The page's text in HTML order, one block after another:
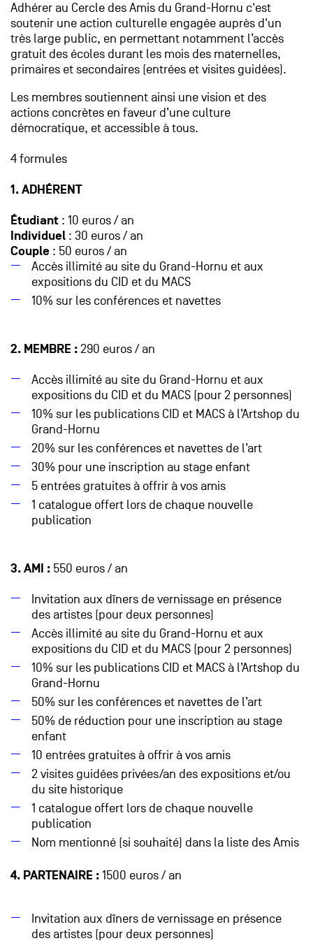
Adhérer au Cercle des Amis du Grand-Hornu c'est
soutenir une action culturelle engagée auprès d'un
très large public, en permettant notamment l’accès
gratuit des écoles durant les mois des maternelles,
primaires et secondaires (entrées et visites guidées).
Les membres soutiennent ainsi une vision et des
actions concrètes en faveur d’une culture
démocratique, et accessible à tous.
4 formules
1. ADHÉRENT
Étudiant : 10 euros / an
Individuel : 30 euros / an
Couple : 50 euros / an
Accès illimité au site du Grand-Hornu et aux
expositions du CID et du MACS
10% sur les conférences et navettes
2. MEMBRE :290 euros / an
Accès illimité au site du Grand-Hornu et aux
expositions du CID et du MACS (pour 2 personnes)
10% sur les publications CID et MACS à l’Artshop du
Grand-Hornu
20% sur les conférences et navettes de l’art
30% pour une inscription au stage enfant
5 entrées gratuites à offrir à vos amis
1 catalogue offert lors de chaque nouvelle
publication
3. AMI : 550 euros / an
Invitation aux dîners de vernissage en présence
des artistes (pour deux personnes)
Accès illimité au site du Grand-Hornu et aux
expositions du CID et du MACS (pour 2 personnes)
10% sur les publications CID et MACS à l’Artshop du
Grand-Hornu
50% sur les conférences et navettes de l’art
50% de réduction pour une inscription au stage
enfant
10 entrées gratuites à offrir à vos amis
2 visites guidées privées/an des expositions et/ou
du site historique
1 catalogue offert lors de chaque nouvelle
publication
Nom mentionné (si souhaité) dans la liste des Amis
4. PARTENAIRE :1500 euros / an
Invitation aux dîners de vernissage en présence
des artistes (pour deux personnes)